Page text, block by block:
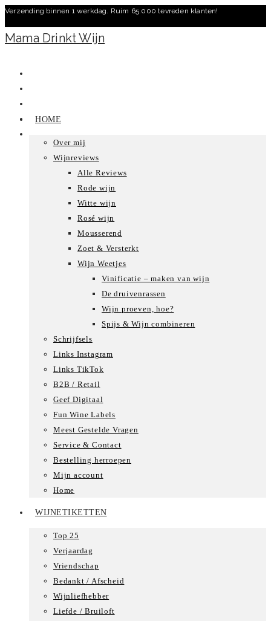
Ga
naar
inhoud
Verzending binnen 1 werkdag. Ruim 65.000 tevreden klanten!
Mama Drinkt Wijn
HOME
Over mij
Wijnreviews
Alle Reviews
Rode wijn
Witte wijn
Rosé wijn
Mousserend
Zoet & Versterkt
Wijn Weetjes
Vinificatie – maken van wijn
De druivenrassen
Wijn proeven, hoe?
Spijs & Wijn combineren
Schrijfsels
Links Instagram
Links TikTok
B2B / Retail
Geef Digitaal
Fun Wine Labels
Meest Gestelde Vragen
Service & Contact
Bestelling herroepen
Mijn account
Home
WIJNETIKETTEN
Top 25
Verjaardag
Vriendschap
Bedankt / Afscheid
Wijnliefhebber
Liefde / Bruiloft